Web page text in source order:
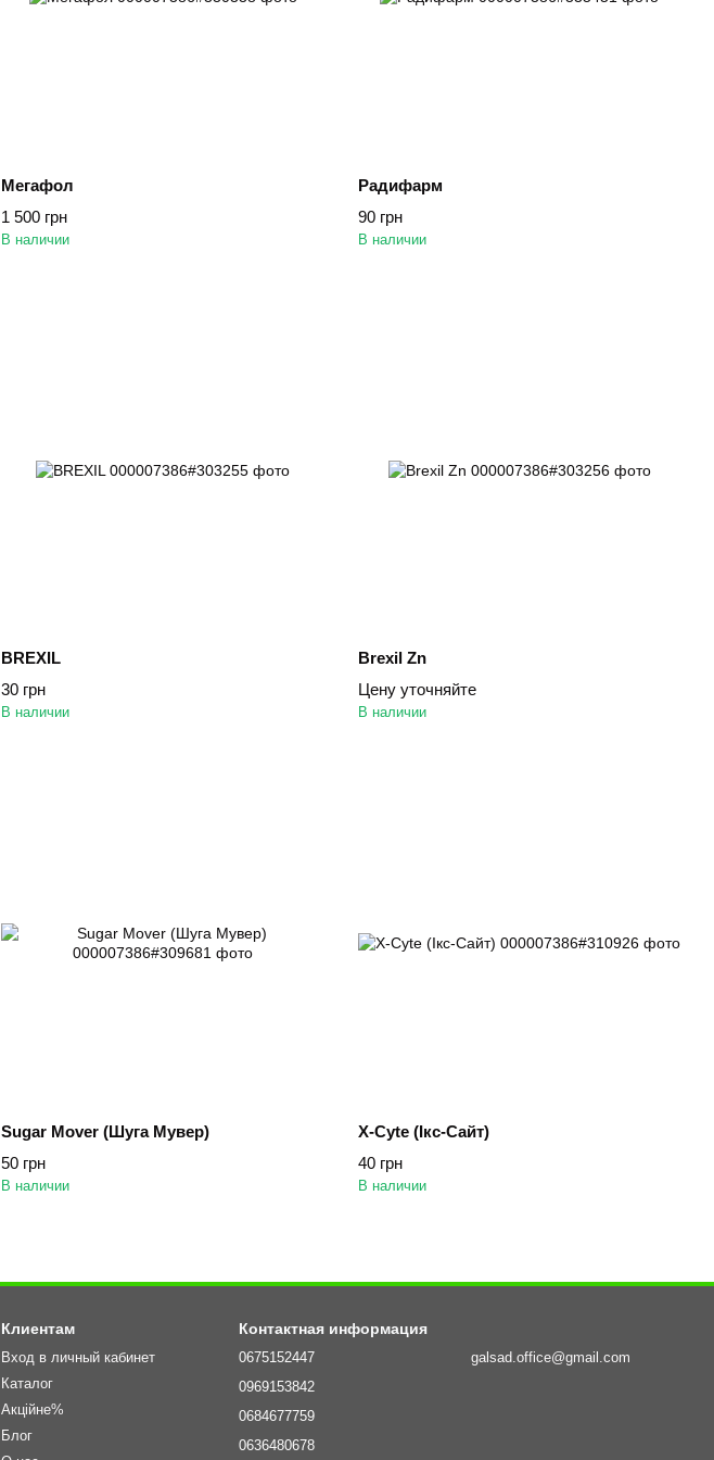
Мегафол
1 500 грн
В наличии
Радифарм
90 грн
В наличии
BREXIL
30 грн
В наличии
Brexil Zn
Цену уточняйте
В наличии
Sugar Mover (Шуга Мувер)
50 грн
В наличии
X-Cyte (Ікс-Сайт)
40 грн
В наличии
Клиентам
Вход в личный кабинет
Каталог
Акційне%
Блог
Контактная информация
0675152447
0969153842
0684677759
0636480678
galsad.office@gmail.com